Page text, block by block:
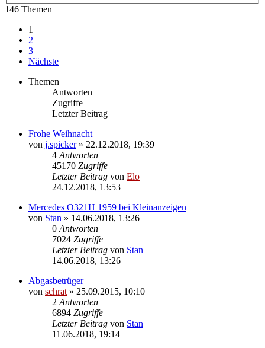
146 Themen
1
2
3
Nächste
Themen
Antworten
Zugriffe
Letzter Beitrag
Frohe Weihnacht
von j.spicker» 22.12.2018, 19:39
4 Antworten
45170 Zugriffe
Letzter Beitrag von Elo
24.12.2018, 13:53
Mercedes O321H 1959 bei Kleinanzeigen
von Stan » 14.06.2018, 13:26
0 Antworten
7024 Zugriffe
Letzter Beitrag von Stan
14.06.2018, 13:26
Abgasbetrüger
von schrat » 25.09.2015, 10:10
2 Antworten
6894 Zugriffe
Letzter Beitrag von Stan
11.06.2018, 19:14